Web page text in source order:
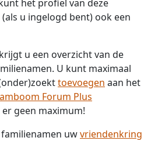
het profiel van deze
u ingelogd bent) ook een
krijgt u een overzicht van de
U kunt maximaal
toevoegen aan het
Forum Plus
geen maximum!
uwvriendenkring